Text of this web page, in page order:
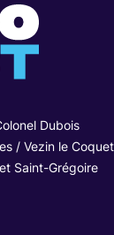
Dubois
/ Vezin le Coquet
Saint-Grégoire